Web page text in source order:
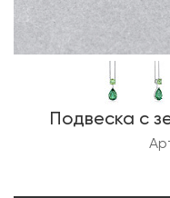
Подвеска с